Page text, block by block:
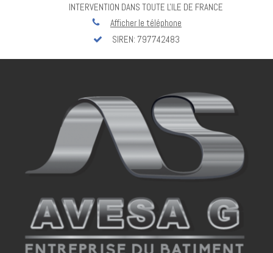
INTERVENTION DANS TOUTE L'ILE DE FRANCE
Afficher le téléphone
SIREN: 797742483